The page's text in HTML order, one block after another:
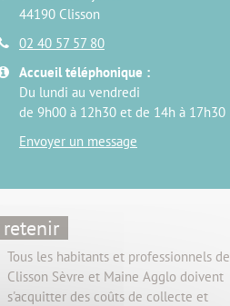
44190 Clisson
02 40 57 57 80
Accueil téléphonique :
Du lundi au vendredi
de 9h00 à 12h30 et de 14h à 17h30
Envoyer un message
retenir
Tous les habitants et professionnels de
Clisson Sèvre et Maine Agglo doivent
s'acquitter des coûts de collecte et